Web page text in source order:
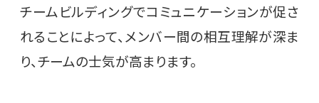
チームビルディングでコミュニケーションが促さ
れることによって、メンバー間の相互理解が深ま
り、チームの士気が高まります。